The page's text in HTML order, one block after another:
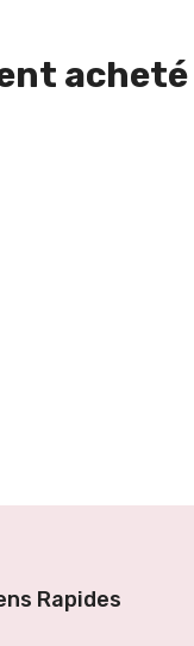
acheté
Rapides